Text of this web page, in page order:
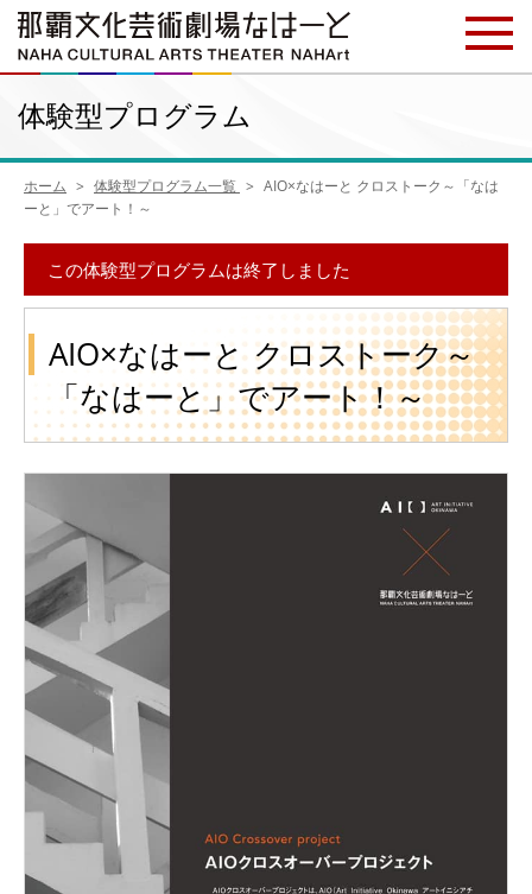
体験型プログラム
ホーム 体験型プログラム一覧
AIO×なはーと クロストーク～「なは
ーと」でアート！～
この体験型プログラムは終了しました
AIO×なはーと クロストーク～
「なはーと」でアート！～